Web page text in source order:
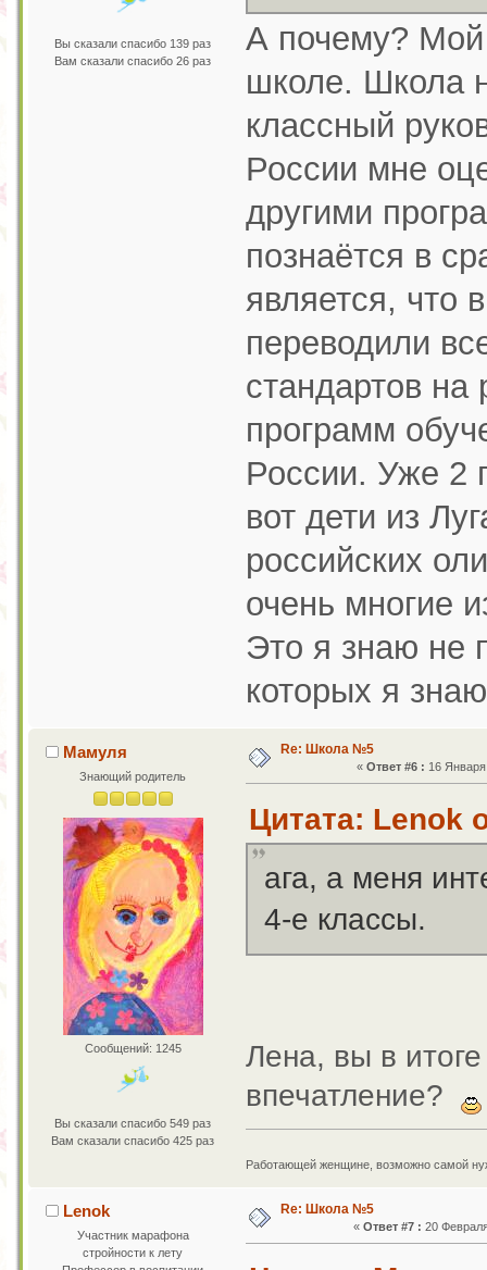
Вы сказали спасибо 139 раз
Вам сказали спасибо 26 раз
А почему? Мой
школе. Школа
классный
России мне
другими
познаётся в
является, что
переводили
стандартов на
программ
России. Уже 2
вот дети из
российских
очень многие
Это я знаю не
которых я
Мамуля
Знающий родитель
Сообщений: 1245
Вы сказали спасибо 549 раз
Вам сказали спасибо 425 раз
Re: Школа №5
«Ответ #6 : 16
Цитата: Lenok
ага, а меня
4-е классы.
Лена, вы в
впечатление?
Работающей женщине, возможно самой
Lenok
Участник марафона
стройности к лету
Re: Школа №5
« Ответ #7 : 20